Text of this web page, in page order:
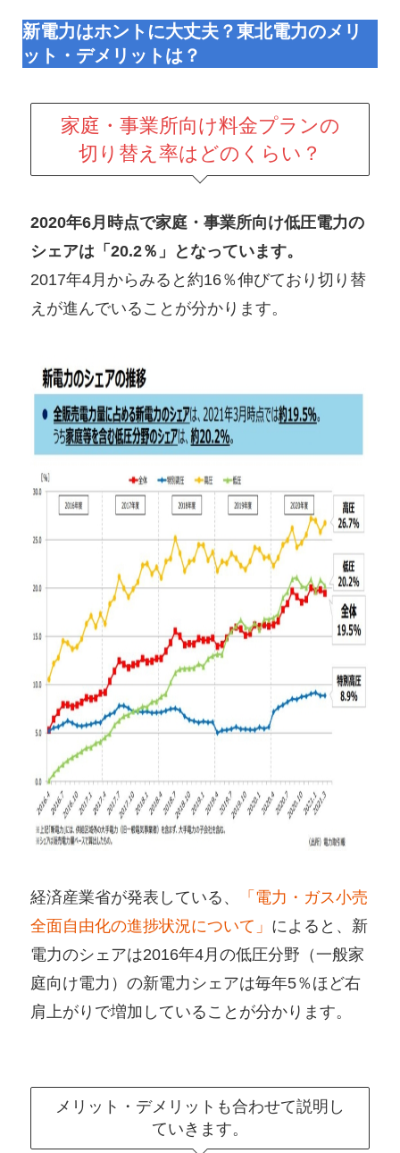
新電力はホントに大丈夫？東北電力のメリ
ット・デメリットは？
家庭・事業所向け料金プランの
切り替え率はどのくらい？
2020年6月時点で家庭・事業所向け低圧電力の
シェアは「20.2％」となっています。
2017年4月からみると約16％伸びており切り替
えが進んでいることが分かります。
経済産業省が発表している、
「電力・ガス小売
全面自由化の進捗状況について」 によると、新
電力のシェアは2016年4月の低圧分野（一般家
庭向け電力）の新電力シェアは毎年5％ほど右
肩上がりで増加していることが分かります。
メリット・デメリットも合わせて説明し
ていきます。